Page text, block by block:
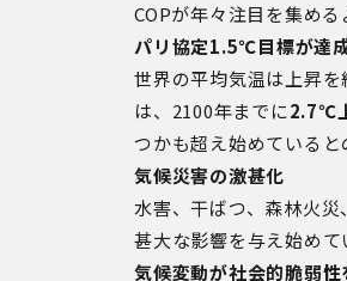
COPが年々注目を集める
パリ協定1.5℃目標が達
世界の平均気温は上昇を
は、 2100年までに2.7℃
つかも超え始めていると
気候災害の激甚化
水害、干ばつ、森林火
甚大な影響を与え始めて
気候変動が社会的脆弱性